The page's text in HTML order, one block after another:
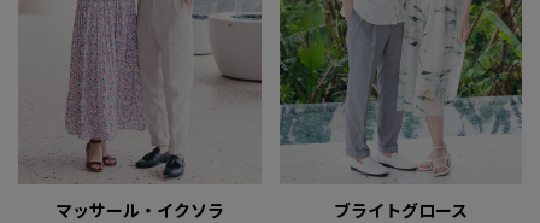
マッサール・イクソラ ブライトグロース